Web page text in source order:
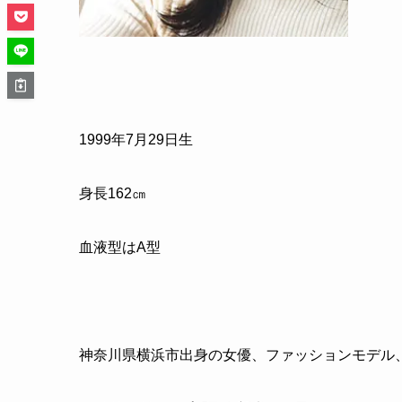
1999年7月29日生
身長162㎝
血液型はA型
神奈川県横浜市出身の女優、ファッションモデル